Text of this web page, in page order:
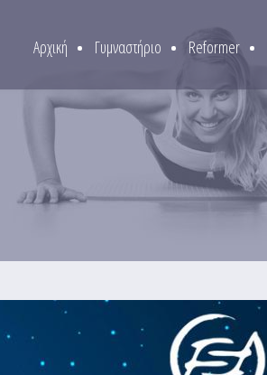
Αρχική Γυμναστήριο Reformer
Έτος